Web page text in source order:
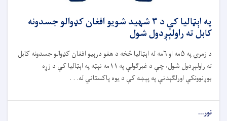
په اېټالیا کې د ۳ شهید شویو افغان کډوالو جسدونه
کابل ته راولېږدول شول
د زمري په ۵مه او ۶مه له اېټالیا څخه د هغو درېیو افغان کډوالو جسدونه کابل
ته راولېږدول شول، چې د غبرګولې په ۱۱مه نېټه په اېټالیا کې د زړه
بوږنوونکې اورلګېدنې په پېښه کې د یوه پاکستاني له. . .
نور...